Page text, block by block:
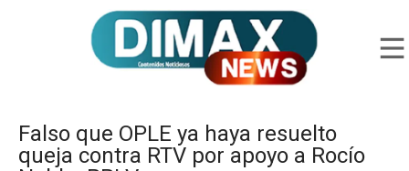
Falso que OPLE ya haya resuelto
queja contra RTV por apoyo a Rocío